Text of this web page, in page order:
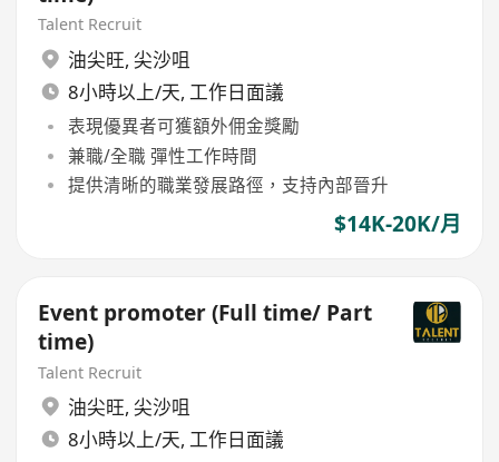
Talent Recruit
油尖旺, 尖沙咀
8小時以上/天, 工作日面議
表現優異者可獲額外佣金獎勵
兼職/全職 彈性工作時間
提供清晰的職業發展路徑，支持內部晉升
$14K-20K/月
Event promoter (Full time/ Part
time)
Talent Recruit
油尖旺, 尖沙咀
8小時以上/天, 工作日面議